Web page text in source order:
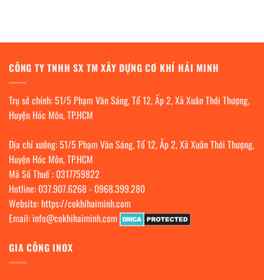
CÔNG TY TNHH SX TM XÂY DỰNG CƠ KHÍ HẢI MINH
Trụ sở chính: 51/5 Phạm Văn Sáng, Tổ 12, Ấp 2, Xã Xuân Thới Thượng,
Huyện Hóc Môn, TP.HCM
Địa chỉ xưởng: 51/5 Phạm Văn Sáng, Tổ 12, Ấp 2, Xã Xuân Thới Thượng,
Huyện Hóc Môn, TP.HCM
Mã Số Thuế : 0317759822
Hotline: 037.907.6268- 0968.399.280
Website: https://cokhihaiminh.com
Email: info@cokhihaiminh.com
GIA CÔNG INOX